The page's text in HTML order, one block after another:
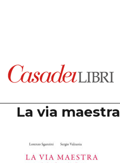
La via maestra